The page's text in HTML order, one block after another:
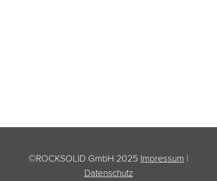
©ROCKSOLID GmbH 2025 Impressum |
Datenschutz